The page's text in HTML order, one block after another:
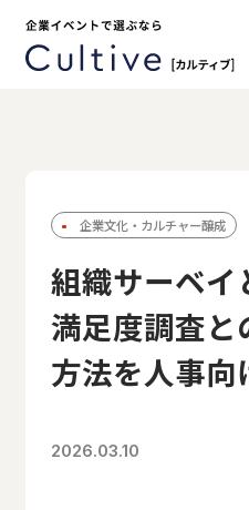
企業文化・カルチャー醸成
組織サーベイ
満足度調査
方法を人事向
2026.03.10